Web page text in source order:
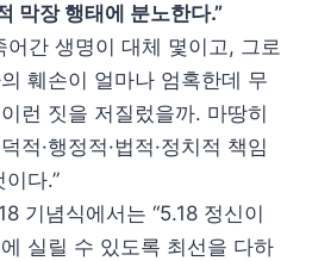
막장 행태에 분노한다.”
어간 생명이 대체 몇이고, 그로
훼손이 얼마나 엄혹한데 무
런 짓을 저질렀을까. 마땅히
적·행정적·법적·정치적 책임
다.”
기념식에서는 “5.18 정신이
실릴 수 있도록 최선을 다하